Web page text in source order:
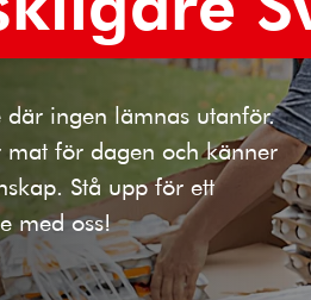
där ingen lämnas utanför.
för dagen och känner
Stå upp för ett
med oss!